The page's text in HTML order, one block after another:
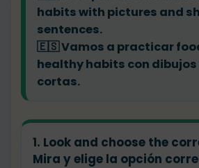
habits with pictures and
sentences.
🇪🇸Vamos a practicar
healthy habits con dibujos
cortas.
1. Look and choose the
Mira y elige la opción